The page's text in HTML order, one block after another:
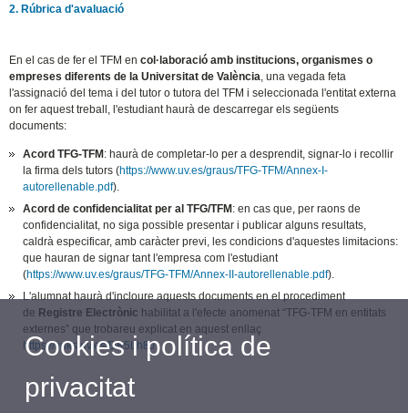
2. Rúbrica d'avaluació
En el cas de fer el TFM encol·laboració amb institucions, organismes o
empreses diferents de la Universitat de València, una vegada feta
l'assignació del tema i del tutor o tutora del TFM i seleccionada l'entitat externa
on fer aquest treball, l'estudiant haurà de descarregar els següents
documents:
Acord TFG-TFM : haurà de completar-lo per a desprendit, signar-lo i recollir
la firma dels tutors (https://www.uv.es/graus/TFG-TFM/Annex-I-
autorellenable.pdf).
Acord de confidencialitat per al TFG/TFM : en cas que, per raons de
confidencialitat, no siga possible presentar i publicar alguns resultats,
caldrà especificar, amb caràcter previ, les condicions d'aquestes limitacions:
que hauran de signar tant l'empresa com l'estudiant
(https://www.uv.es/graus/TFG-TFM/Annex-II-autorellenable.pdf).
L'alumnat haurà d'incloure aquests documents en el procediment
de Registre Electrònic habilitat a l'efecte anomenat “TFG-TFM en entitats
externes” que trobareu explicat en aquest enllaç
https://links.uv.es/DK5Lh8J.
Cookies i política de
privacitat